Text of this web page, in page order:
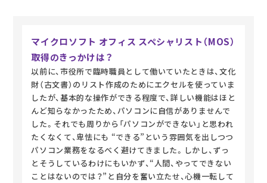
マイクロソフト オフィス スペシャリスト（MOS）
取得のきっかけは？
以前に、市役所で臨時職員として働いていたときは、文化
財（古文書）のリスト作成のためにエクセルを使っていま
したが、基本的な操作ができる程度で、詳しい機能はほと
んど知らなかったため、パソコンに自信がありませんで
した。それでも周りから「パソコンができない」と思われ
たくなくて、卑怯にも “できる”という雰囲気を出しつつ
パソコン業務をなるべく避けてきました。しかし、ずっ
とそうしているわけにもいかず、“人間、やってできない
ことはないのでは？”と自分を奮い立たせ、心機一転して